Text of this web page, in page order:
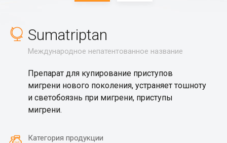
Sumatriptan
Международное непатентованное название
Препарат для купирование приступов
мигрени нового поколения, устраняет тошноту
и светобоязнь при мигрени, приступы
мигрени.
Категория продукции